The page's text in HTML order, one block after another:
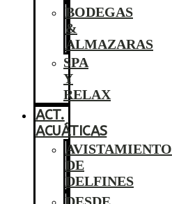
BODEGAS
&
ALMAZARAS
SPA
Y
RELAX
ACT.
ACUÁTICAS
AVISTAMIENTO
DE
DELFINES